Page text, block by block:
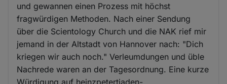
und gewannen einen Prozess mit höchst
fragwürdigen Methoden. Nach einer Sendung
über die Scientology Church und die NAK rief mir
jemand in der Altstadt von Hannover nach: "Dich
kriegen wir auch noch." Verleumdungen und üble
Nachrede waren an der Tagesordnung. Eine kurze
Würdigung auf heinzpetertjaden-